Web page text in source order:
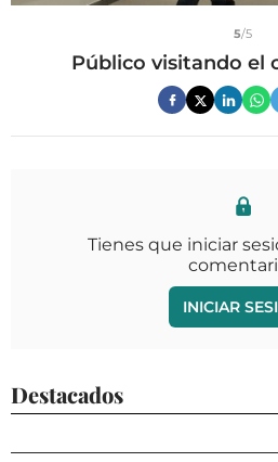
5/5
Público visitando el
Tienes que iniciar
INICIAR
Destacados